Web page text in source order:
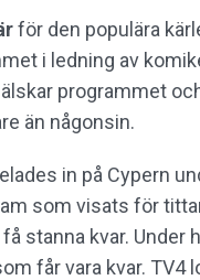
för den populära
i ledning av
programmet
än någonsin.
in på Cypern
som visats för
stanna kvar.
får vara kvar.